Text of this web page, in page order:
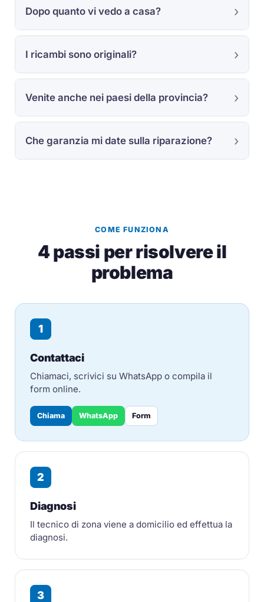
Dopo quanto vi vedo a casa?
I ricambi sono originali?
Venite anche nei paesi della provincia?
Che garanzia mi date sulla riparazione?
COME FUNZIONA
4 passi per risolvere il
problema
1
Contattaci
Chiamaci, scrivici su WhatsApp o compila il
form online.
Chiama WhatsApp Form
2
Diagnosi
Il tecnico di zona viene a domicilio ed effettua la
diagnosi.
3